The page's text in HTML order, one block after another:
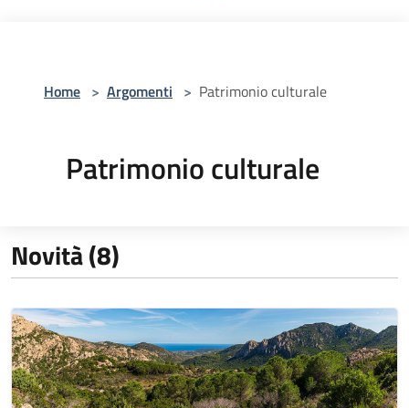
Home > Argomenti > Patrimonio culturale
Patrimonio culturale
Novità (8)